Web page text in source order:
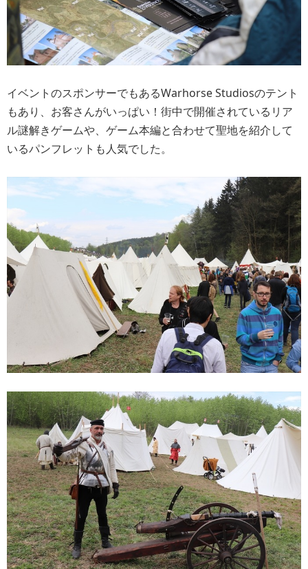
イベントのスポンサーでもあるWarhorse Studiosのテント
もあり、お客さんがいっぱい！街中で開催されているリア
ル謎解きゲームや、ゲーム本編と合わせて聖地を紹介して
いるパンフレットも人気でした。